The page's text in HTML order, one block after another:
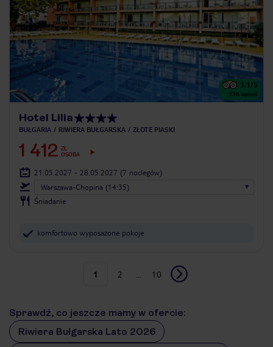
3.1/5
236 opinii
Hotel Lilia
BUŁGARIA RIWIERA BUŁGARSKA ZŁOTE PIASKI
1 412 ZŁ
OSOBA
21.05.2027 - 28.05.2027 (7 noclegów)
Warszawa-Chopina (14:35)
Śniadanie
komfortowo wyposażone pokoje
1 2 10
Sprawdź, co jeszcze mamy w ofercie:
Riwiera Bułgarska Lato 2026